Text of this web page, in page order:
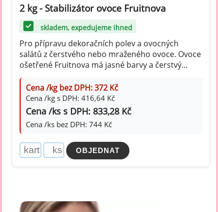
2 kg - Stabilizátor ovoce Fruitnova
skladem, expedujeme ihned
Pro přípravu dekoračních polev a ovocných
salátů z čerstvého nebo mraženého ovoce. Ovoce
ošetřené Fruitnova má jasné barvy a čerstvý
vzhled.
Cena /kg bez DPH: 372 Kč
Cena /kg s DPH: 416,64 Kč
Cena /ks s DPH: 833,28 Kč
Cena /ks bez DPH: 744 Kč